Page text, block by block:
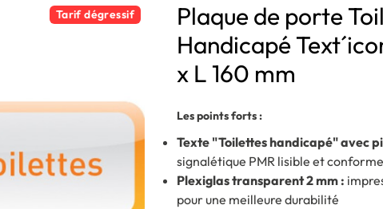
Tarif dégressif
Plaque de porte
Handicapé
x L 160 mm
Les points forts :
Texte "Toilettes handicapé" avec
signalétique PMR lisible et conforme
Plexiglas transparent 2 mm :
pour une meilleure durabilité